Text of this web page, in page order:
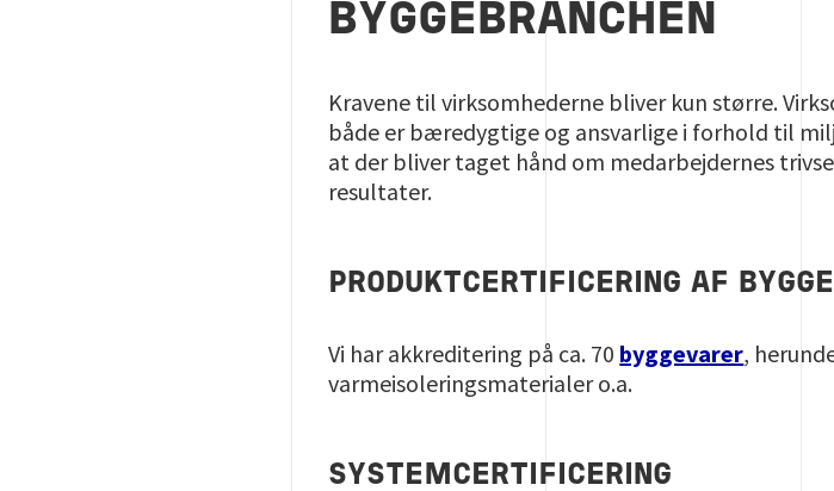
BYGGEBRANCHEN
Kravene til virksomhederne bliver kun større.
både er bæredygtige og ansvarlige i forhold til
at der bliver taget hånd om medarbejdernes
resultater.
PRODUKTCERTIFICERING AF
Vi har akkreditering på ca. 70 byggevarer,
varmeisoleringsmaterialer o.a.
SYSTEMCERTIFICERING